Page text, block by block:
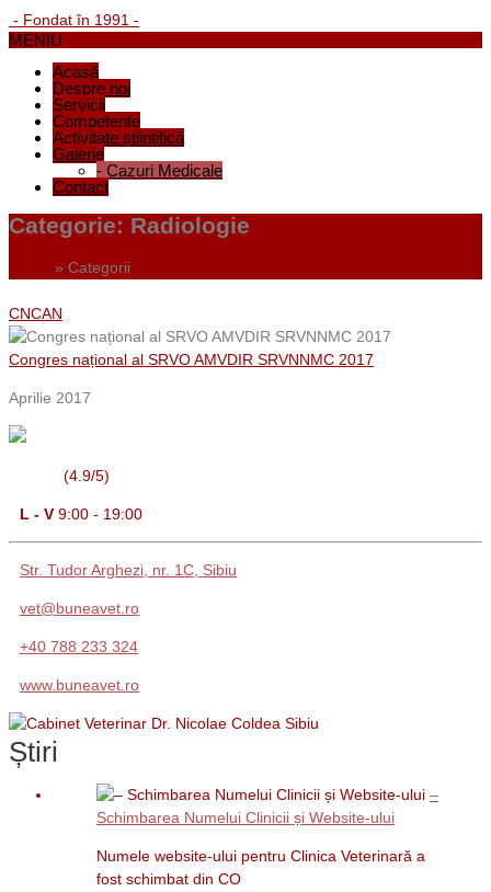
- Fondat în 1991 -
MENIU
Acasă
Despre noi
Servicii
Competențe
Activitate științifică
Galerie
- Cazuri Medicale
Contact
Categorie: Radiologie
» Categorii
CNCAN
Congres național al SRVO AMVDIR SRVNNMC 2017
Aprilie 2017
(4.9/5)
L - V 9:00 - 19:00
Str. Tudor Arghezi, nr. 1C, Sibiu
vet@buneavet.ro
+40 788 233 324
www.buneavet.ro
Știri
–
Schimbarea Numelui Clinicii și Website-ului
Numele website-ului pentru Clinica Veterinară a
fost schimbat din CO